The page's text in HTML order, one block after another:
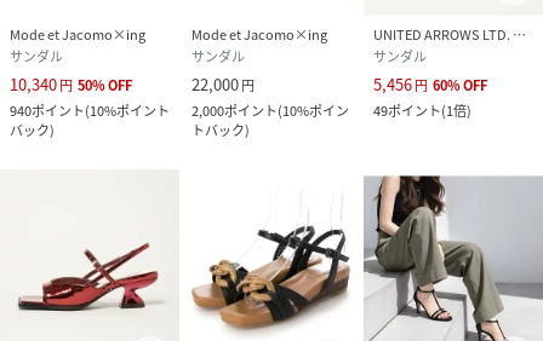
Mode et Jacomo×ing
サンダル
10,340円 50%OFF
940ポイント(10%ポイント
バック)
Mode et Jacomo×ing
サンダル
22,000円
2,000ポイント(10%ポイン
トバック)
UNITED ARROWS LTD. OUTLET
サンダル
5,456円 60%OFF
49ポイント(1倍)